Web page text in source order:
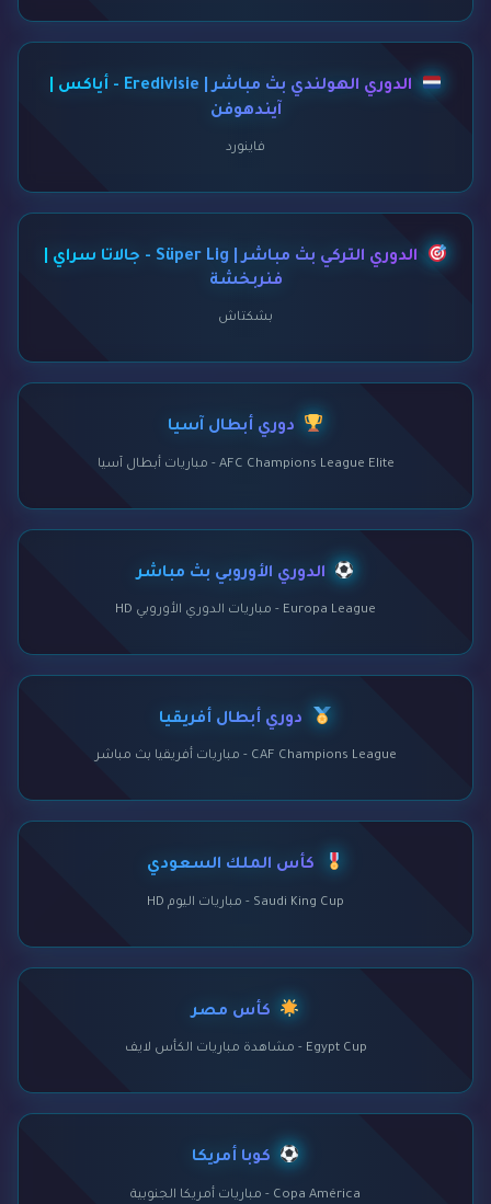
الدوري الهولندي بث مباشر | Eredivisie - أياكس |
آيندهوفن
فاينورد
الدوري التركي بث مباشر | Süper Lig - جالاتا سراي |
فنربخشة
بشكتاش
دوري أبطال آسيا
AFC Champions League Elite - مباريات أبطال آسيا
الدوري الأوروبي بث مباشر
Europa League - مباريات الدوري الأوروبي HD
دوري أبطال أفريقيا
CAF Champions League - مباريات أفريقيا بث مباشر
كأس الملك السعودي
Saudi King Cup - مباريات اليوم HD
كأس مصر
Egypt Cup - مشاهدة مباريات الكأس لايف
كوبا أمريكا
Copa América - مباريات أمريكا الجنوبية